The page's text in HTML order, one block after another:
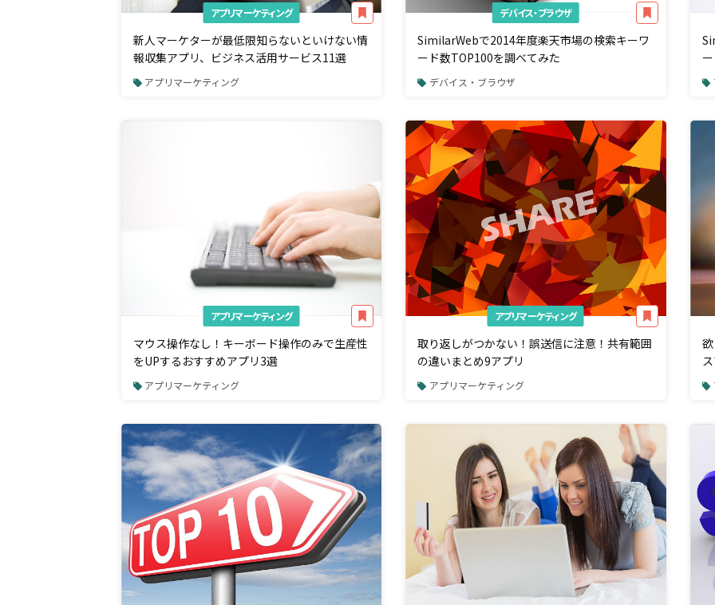
アプリマーケティング
新人マーケターが最低限知らないといけない情
報収集アプリ、ビジネス活用サービス11選
アプリマーケティング
デバイス・ブラウザ
SimilarWebで2014年度楽天市場の検索キーワ
ード数TOP100を調べてみた
デバイス・ブラウザ
アプリマーケティング
マウス操作なし！キーボード操作のみで生産性
をUPするおすすめアプリ3選
アプリマーケティング
アプリマーケティング
取り返しがつかない！誤送信に注意！共有範囲
の違いまとめ9アプリ
アプリマーケティング